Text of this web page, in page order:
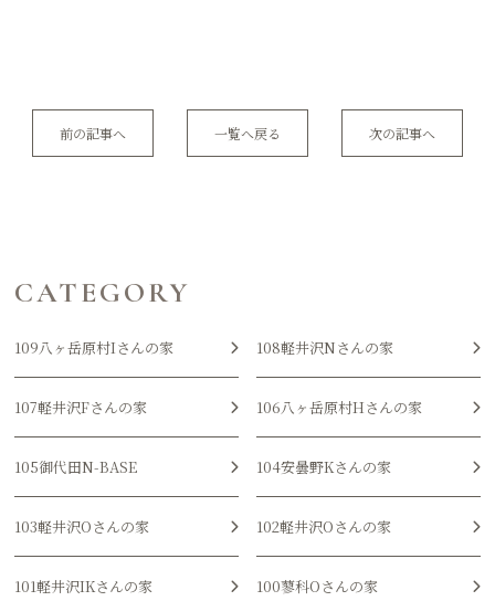
前の記事へ 一覧へ戻る 次の記事へ
CATEGORY
109八ヶ岳原村Iさんの家 108軽井沢Nさんの家
107軽井沢Fさんの家 106八ヶ岳原村Hさんの家
105御代田N-BASE 104安曇野Kさんの家
103軽井沢Oさんの家 102軽井沢Oさんの家
101軽井沢IKさんの家 100蓼科Oさんの家